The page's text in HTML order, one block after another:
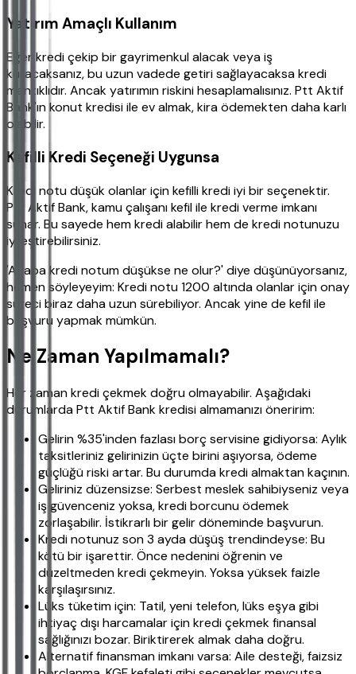
Yatırım Amaçlı Kullanım
Eğer kredi çekip bir gayrimenkul alacak veya iş
kuracaksanız, bu uzun vadede getiri sağlayacaksa kredi
mantıklıdır. Ancak yatırımın riskini hesaplamalısınız. Ptt Aktif
Bank'ın konut kredisi ile ev almak, kira ödemekten daha karlı
olabilir.
Kefilli Kredi Seçeneği Uygunsa
Kredi notu düşük olanlar için kefilli kredi iyi bir seçenektir.
Ptt Aktif Bank, kamu çalışanı kefil ile kredi verme imkanı
sunar. Bu sayede hem kredi alabilir hem de kredi notunuzu
iyileştirebilirsiniz.
'Acaba kredi notum düşükse ne olur?' diye düşünüyorsanız,
hemen söyleyeyim: Kredi notu 1200 altında olanlar için onay
süreci biraz daha uzun sürebiliyor. Ancak yine de kefil ile
başvuru yapmak mümkün.
Ne Zaman Yapılmamalı?
Her zaman kredi çekmek doğru olmayabilir. Aşağıdaki
durumlarda Ptt Aktif Bank kredisi almamanızı öneririm:
Gelirin %35'inden fazlası borç servisine gidiyorsa: Aylık
taksitleriniz gelirinizin üçte birini aşıyorsa, ödeme
güçlüğü riski artar. Bu durumda kredi almaktan kaçının.
Geliriniz düzensizse: Serbest meslek sahibiyseniz veya
iş güvenceniz yoksa, kredi borcunu ödemek
zorlaşabilir. İstikrarlı bir gelir döneminde başvurun.
Kredi notunuz son 3 ayda düşüş trendindeyse: Bu
kötü bir işarettir. Önce nedenini öğrenin ve
düzeltmeden kredi çekmeyin. Yoksa yüksek faizle
karşılaşırsınız.
Lüks tüketim için: Tatil, yeni telefon, lüks eşya gibi
ihtiyaç dışı harcamalar için kredi çekmek finansal
sağlığınızı bozar. Biriktirerek almak daha doğru.
Alternatif finansman imkanı varsa: Aile desteği, faizsiz